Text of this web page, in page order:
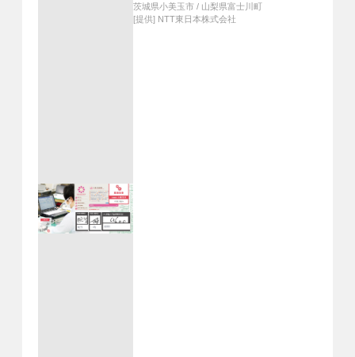
茨城県小美玉市 / 山梨県富士川町
[提供] NTT東日本株式会社